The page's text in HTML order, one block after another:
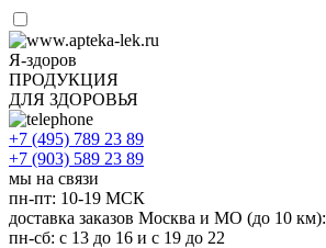
Я-здоров
ПРОДУКЦИЯ
ДЛЯ ЗДОРОВЬЯ
+7 (495) 789 23 89
+7 (903) 589 23 89
мы на связи
пн-пт: 10-19 МСК
доставка заказов Москва и МО (до 10 км):
пн-сб: с 13 до 16 и с 19 до 22